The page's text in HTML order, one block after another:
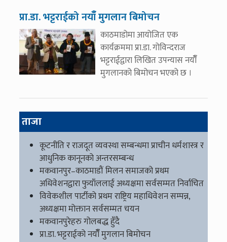
प्रा.डा. भट्टराईको नयाँँ मुगलान बिमोचन
काठमाडोमा आयोजित एक
कार्यक्रममा प्रा.डा. गोविन्दराज
भट्टराईद्वारा लिखित उपन्यास नयाँँ
मुगलानको बिमोचन भएको छ ।
ताजा
कूटनीति र राजदूत व्यवस्था सम्बन्धमा प्राचीन धर्मशास्त्र र
आधुनिक कानूनको अन्तरसम्बन्ध
मकवानपुर–काठमाडौं मिलन समाजको प्रथम
अधिवेशनद्वारा फुयाँललाई अध्यक्षमा सर्वसम्मत निर्वाचित
विवेकशील पार्टीको प्रथम राष्ट्रिय महाधिवेशन सम्पन्न,
अध्यक्षमा मोक्तान सर्वसम्मत चयन
मकवानपुरेहरु गोलबद्ध हुँदै
प्रा.डा. भट्टराईको नयाँँ मुगलान बिमोचन